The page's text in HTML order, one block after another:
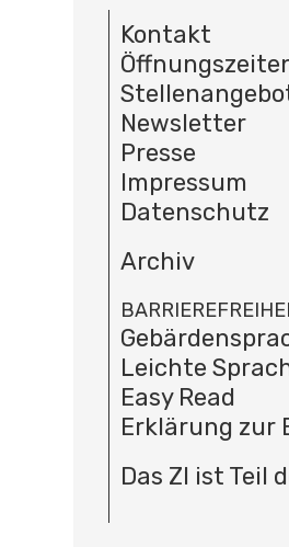
Kontakt
Newsletter
Presse
Impressum
Datenschutz
Archiv
Leichte
Easy Read
Erklärung zur
Das ZI ist Teil